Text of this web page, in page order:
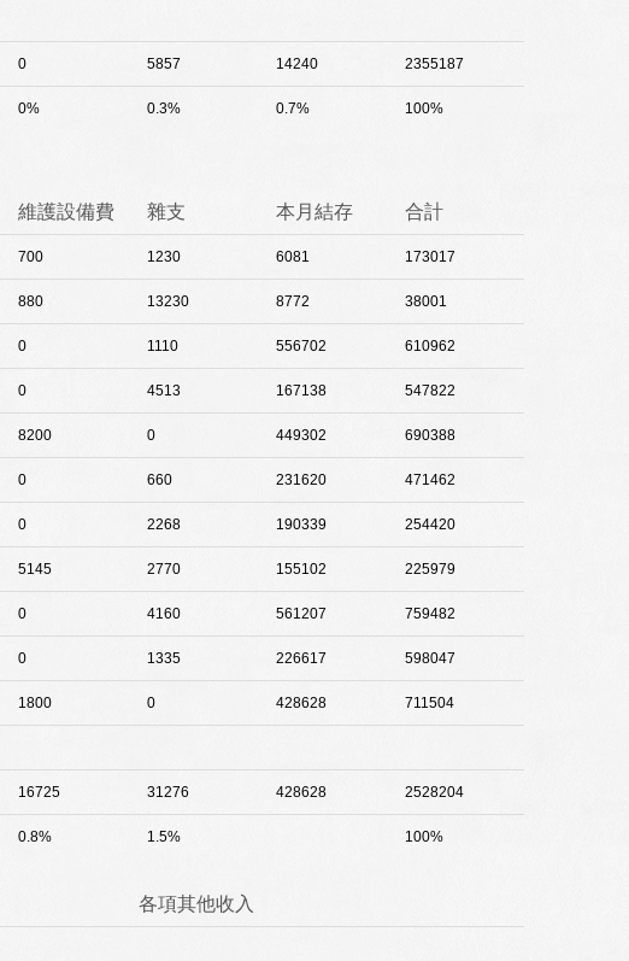
0 5857 14240 2355187
0% 0.3% 0.7% 100%
維護設備費 雜支 本月結存 合計
700 1230 6081 173017
880 13230 8772 38001
0 1110 556702 610962
0 4513 167138 547822
8200 0 449302 690388
0 660 231620 471462
0 2268 190339 254420
5145 2770 155102 225979
0 4160 561207 759482
0 1335 226617 598047
1800 0 428628 711504
16725 31276 428628 2528204
0.8% 1.5% 100%
各項其他收入